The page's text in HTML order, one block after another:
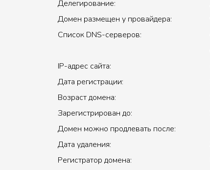
Делегирование:
Домен размещен у провайдера:
Список DNS-серверов:
IP-адрес сайта:
Дата регистрации:
Возраст домена:
Зарегистрирован до:
Домен можно продлевать после:
Дата удаления:
Регистратор домена: